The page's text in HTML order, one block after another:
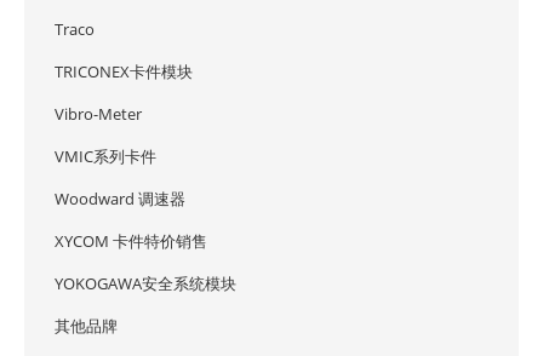
Traco
TRICONEX卡件模块
Vibro-Meter
VMIC系列卡件
Woodward 调速器
XYCOM 卡件特价销售
YOKOGAWA安全系统模块
其他品牌